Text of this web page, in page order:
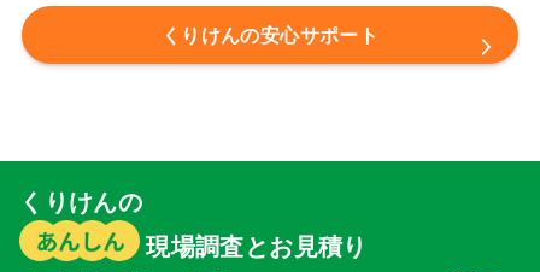
くりけんの安心サポート
くりけんの
現場調査とお見積り